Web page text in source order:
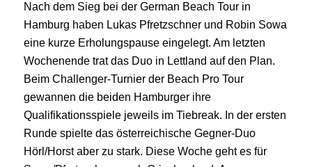
Nach dem Sieg bei der German Beach Tour in
Hamburg haben Lukas Pfretzschner und Robin Sowa
eine kurze Erholungspause eingelegt. Am letzten
Wochenende trat das Duo in Lettland auf den Plan.
Beim Challenger-Turnier der Beach Pro Tour
gewannen die beiden Hamburger ihre
Qualifikationsspiele jeweils im Tiebreak. In der ersten
Runde spielte das österreichische Gegner-Duo
Hörl/Horst aber zu stark. Diese Woche geht es für